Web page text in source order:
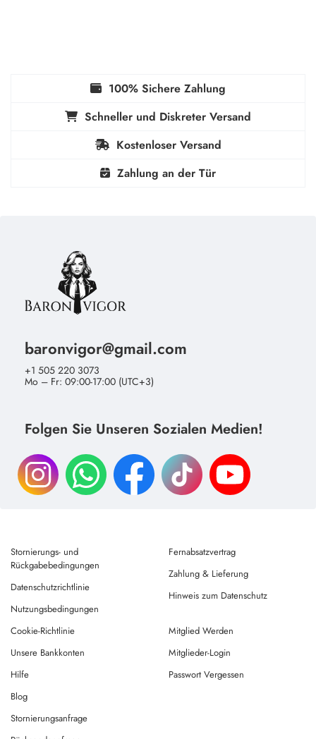
100% Sichere Zahlung
Schneller und Diskreter Versand
Kostenloser Versand
Zahlung an der Tür
baronvigor@gmail.com
+1 505 220 3073
Mo – Fr: 09:00-17:00 (UTC+3)
Folgen Sie Unseren Sozialen Medien!
Stornierungs- und
Rückgabebedingungen
Datenschutzrichtlinie
Nutzungsbedingungen
Fernabsatzvertrag
Zahlung & Lieferung
Hinweis zum Datenschutz
Cookie-Richtlinie
Unsere Bankkonten
Hilfe
Mitglied Werden
Mitglieder-Login
Passwort Vergessen
Blog
Stornierungsanfrage